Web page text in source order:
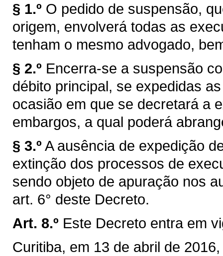
§ 1.º O pedido de suspensão,
origem, envolverá todas as
tenham o mesmo advogado,
§ 2.º Encerra-se a suspensão
débito principal, se expedidas
ocasião em que se decretará a
embargos, a qual poderá
§ 3.º A ausência de expedição
extinção dos processos de
sendo objeto de apuração nos
art. 6° deste Decreto.
Art. 8.º Este Decreto entra em
Curitiba, em 13 de abril de